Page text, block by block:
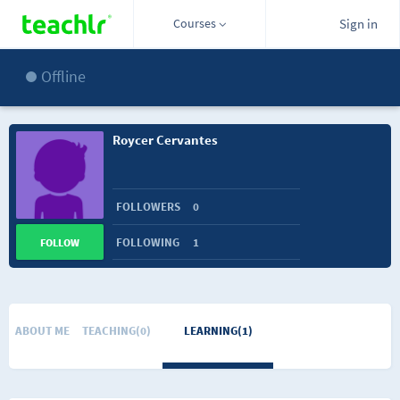
Courses Sign in
Offline
Roycer Cervantes
FOLLOWERS 0
FOLLOWING 1
FOLLOW
ABOUT ME TEACHING(0) LEARNING(1)